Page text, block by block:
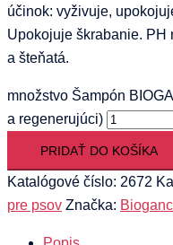
účinok: vyživuje,
Upokojuje škrabanie. PH
a šteňatá.
množstvo Šampón
a regenerujúci)
PRIDAŤ DO KOŠÍKA
Katalógové číslo: 2672
pre psov Značka: